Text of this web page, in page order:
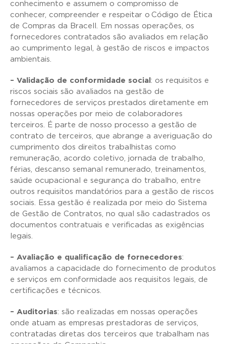
conhecimento e assumem o compromisso de
conhecer, compreender e respeitar o Código de Ética
de Compras da Bracell. Em nossas operações, os
fornecedores contratados são avaliados em relação
ao cumprimento legal, à gestão de riscos e impactos
ambientais.
– Validação de conformidade social : os requisitos e
riscos sociais são avaliados na gestão de
fornecedores de serviços prestados diretamente em
nossas operações por meio de colaboradores
terceiros. É parte de nosso processo a gestão de
contrato de terceiros, que abrange a averiguação do
cumprimento dos direitos trabalhistas como
remuneração, acordo coletivo, jornada de trabalho,
férias, descanso semanal remunerado, treinamentos,
saúde ocupacional e segurança do trabalho, entre
outros requisitos mandatórios para a gestão de riscos
sociais. Essa gestão é realizada por meio do Sistema
de Gestão de Contratos, no qual são cadastrados os
documentos contratuais e verificadas as exigências
legais.
– Avaliação e qualificação de fornecedores:
avaliamos a capacidade do fornecimento de produtos
e serviços em conformidade aos requisitos legais, de
certificações e técnicos.
– Auditorias: são realizadas em nossas operações
onde atuam as empresas prestadoras de serviços,
contratadas diretas dos terceiros que trabalham nas